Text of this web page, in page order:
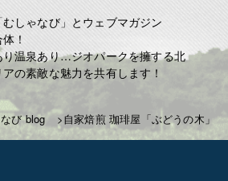
しゃなび」とウェブマガジン
！
温泉あり…ジオパークを擁する北
の素敵な魅力を共有します！
び blog 自家焙煎 珈琲屋「ぶどうの木」